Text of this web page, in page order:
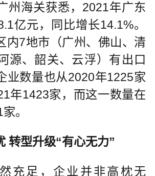
州海关获悉，2021年广东
亿元，同比增长14.1%。
内7地市（广州、佛山、清
源、韶关、云浮）有出口
业数量也从2020年1225家
年1423家，而这一数量在
。
转型升级“有心无力”
充足，企业并非高枕无